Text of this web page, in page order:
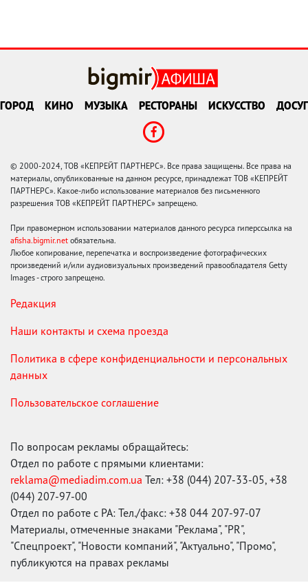
ГОРОД КИНО МУЗЫКА РЕСТОРАНЫ ИСКУССТВО ДОСУГ
© 2000-2024, ТОВ «КЕПРЕЙТ ПАРТНЕРС». Все права защищены. Все права на
материалы, опубликованные на данном ресурсе, принадлежат ТОВ «КЕПРЕЙТ
ПАРТНЕРС». Какое-либо использование материалов без письменного
разрешения ТОВ «КЕПРЕЙТ ПАРТНЕРС» запрещено.
При правомерном использовании материалов данного ресурса гиперссылка на
afisha.bigmir.net обязательна.
Любое копирование, перепечатка и воспроизведение фотографических
произведений и/или аудиовизуальных произведений правообладателя Getty
Images - строго запрещено.
Редакция
Наши контакты и схема проезда
Политика в сфере конфиденциальности и персональных
данных
Пользовательское соглашение
По вопросам рекламы обращайтесь:
Отдел по работе с прямыми клиентами:
reklama@mediadim.com.ua Тел: +38 (044) 207-33-05, +38
(044) 207-97-00
Отдел по работе с РА: Тел./факс: +38 044 207-97-07
Материалы, отмеченные знаками "Реклама", "PR",
"Спецпроект", "Новости компаний", "Актуально", "Промо",
публикуются на правах рекламы